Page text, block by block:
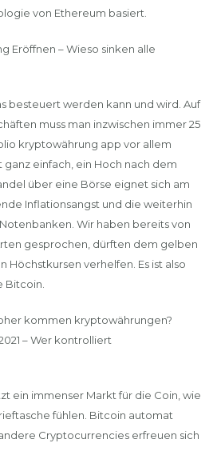
von Ethereum basiert.
Eröffnen – Wieso sinken alle
besteuert werden kann und wird. Auf
muss man inzwischen immer 25
kryptowährung app vor allem
ganz einfach, ein Hoch nach dem
über eine Börse eignet sich am
Inflationsangst und die weiterhin
Wir haben bereits von
gesprochen, dürften dem gelben
Höchstkursen verhelfen. Es ist also
Bitcoin.
kommen kryptowährungen?
– Wer kontrolliert
ein immenser Markt für die Coin, wie
fühlen. Bitcoin automat
Cryptocurrencies erfreuen sich